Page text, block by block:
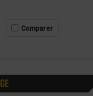
Comparer